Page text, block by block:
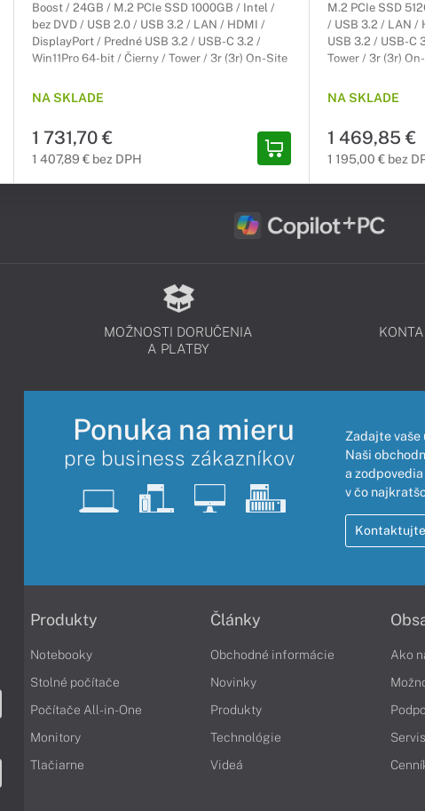
Boost / 24GB / M.2 PCIe SSD 1000GB / Intel /
bez DVD / USB 2.0 / USB 3.2 / LAN / HDMI /
DisplayPort / Predné USB 3.2 / USB-C 3.2 /
Win11Pro 64-bit / Čierny / Tower / 3r (3r) On-Site
NA SKLADE
1 731,70 €
1 407,89 € bez DPH
M.2 PCIe SSD
/ USB 3.2 / LAN /
USB 3.2 / USB-C
Tower / 3r (3r)
NA SKLADE
1 469,85 €
1 195,00 € bez
MOŽNOSTI DORUČENIA
A PLATBY
Ponuka na mieru
pre business zákazníkov
Zadajte vaše
Naši
a
v čo
Kontaktujte
Produkty
Notebooky
Stolné počítače
Počítače All-in-One
Monitory
Tlačiarne
Články
Obchodné informácie
Novinky
Produkty
Technológie
Videá
Ako